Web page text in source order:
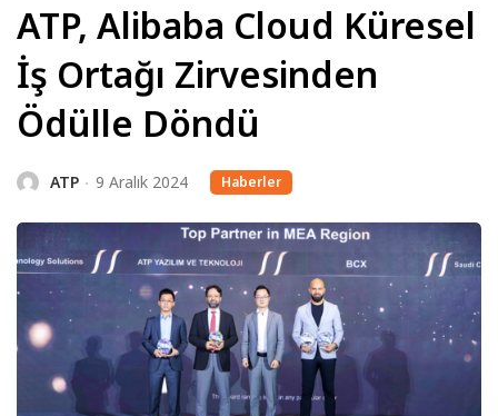
ATP, Alibaba Cloud Küresel
İş Ortağı Zirvesinden
Ödülle Döndü
ATP 9 Aralık 2024 Haberler